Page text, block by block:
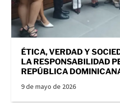
ÉTICA, VERDAD Y
LA RESPONSABILIDAD
REPÚBLICA
9 de mayo de 2026